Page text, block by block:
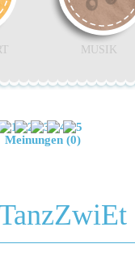
MUSIK
Meinungen (0)